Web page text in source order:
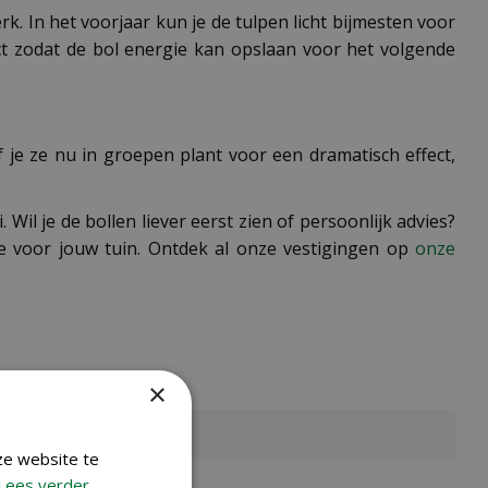
In het voorjaar kun je de tulpen licht bijmesten voor
de bol energie kan opslaan voor het volgende
ze nu in groepen plant voor een dramatisch effect,
je de bollen liever eerst zien of persoonlijk advies?
voor jouw tuin. Ontdek al onze vestigingen op onze
×
website te